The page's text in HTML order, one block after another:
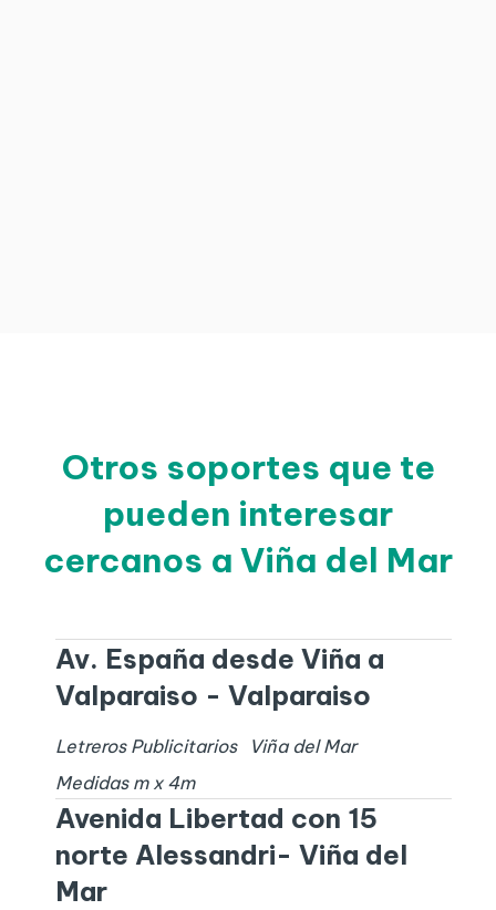
Otros soportes que te
pueden interesar
cercanos a Viña del Mar
Av. España desde Viña a
Valparaiso - Valparaiso
Letreros Publicitarios
Viña del Mar
Medidas m x 4m
Avenida Libertad con 15
norte Alessandri- Viña del
Mar